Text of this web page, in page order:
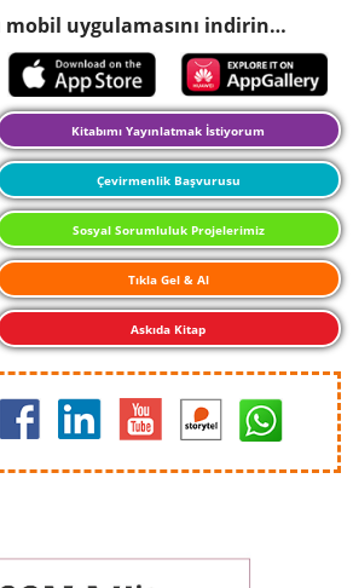
mobil uygulamasını indirin…
Kitabımı Yayınlatmak İstiyorum
Çevirmenlik Başvurusu
Sosyal Sorumluluk Projelerimiz
Tıkla Gel & Al
Askıda Kitap